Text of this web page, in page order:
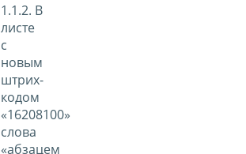
1.1.2. В
листе
с
новым
штрих-
кодом
«16208100»
слова
«абзацем